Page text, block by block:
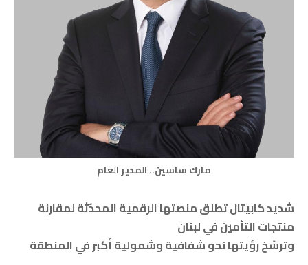
مارك ساسين.. المدير العام
شديد كابيتال تطلق منصتها الرقمية المحدّثة لمقارنة
منتجات التأمين في لبنان
وترسّخ رؤيتها نحو شفافية وشمولية أكبر في المنطقة